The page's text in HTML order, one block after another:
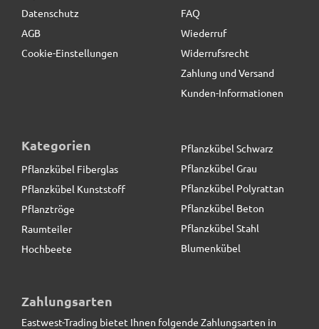
Datenschutz
AGB
Cookie-Einstellungen
FAQ
Wiederruf
Widerrufsrecht
Zahlung und Versand
Kunden-Informationen
Kategorien
Pflanzkübel Fiberglas
Pflanzkübel Kunststoff
Pflanztröge
Raumteiler
Hochbeete
Pflanzkübel Schwarz
Pflanzkübel Grau
Pflanzkübel Polyrattan
Pflanzkübel Beton
Pflanzkübel Stahl
Blumenkübel
Zahlungsarten
Eastwest-Trading bietet Ihnen folgende Zahlungsarten in